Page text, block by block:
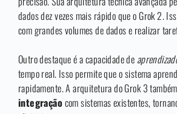
dados dez vezes mais rápido que o Grok 2.
com grandes volumes de dados e realizar
Outro destaque é a capacidade de
tempo real. Isso permite que o sistema
rapidamente. A arquitetura do Grok 3
integraçãocom sistemas existentes,